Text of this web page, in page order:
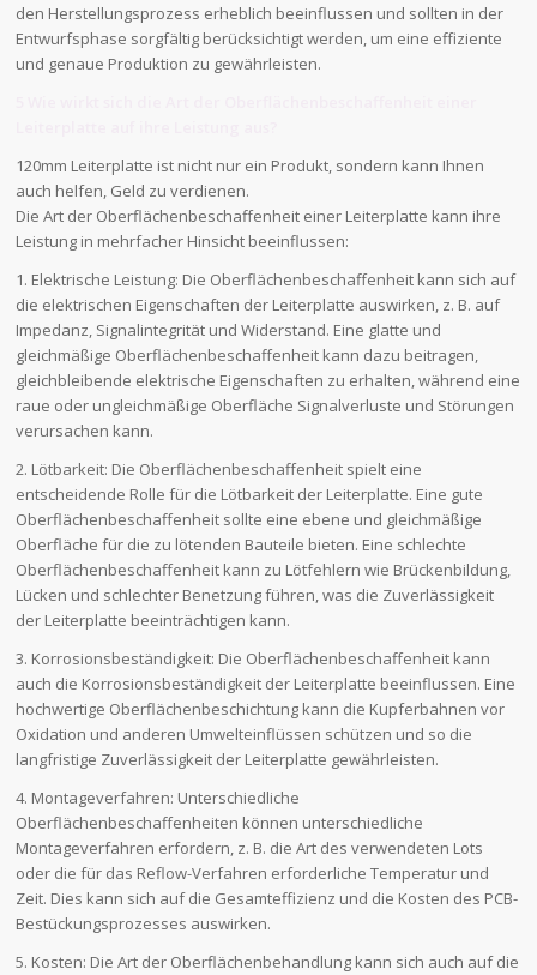
den Herstellungsprozess erheblich beeinflussen und sollten in der
Entwurfsphase sorgfältig berücksichtigt werden, um eine effiziente
und genaue Produktion zu gewährleisten.
120mm Leiterplatte ist nicht nur ein Produkt, sondern kann Ihnen
auch helfen, Geld zu verdienen.
Die Art der Oberflächenbeschaffenheit einer Leiterplatte kann ihre
Leistung in mehrfacher Hinsicht beeinflussen:
1. Elektrische Leistung: Die Oberflächenbeschaffenheit kann sich auf
die elektrischen Eigenschaften der Leiterplatte auswirken, z. B. auf
Impedanz, Signalintegrität und Widerstand. Eine glatte und
gleichmäßige Oberflächenbeschaffenheit kann dazu beitragen,
gleichbleibende elektrische Eigenschaften zu erhalten, während eine
raue oder ungleichmäßige Oberfläche Signalverluste und Störungen
verursachen kann.
2. Lötbarkeit: Die Oberflächenbeschaffenheit spielt eine
entscheidende Rolle für die Lötbarkeit der Leiterplatte. Eine gute
Oberflächenbeschaffenheit sollte eine ebene und gleichmäßige
Oberfläche für die zu lötenden Bauteile bieten. Eine schlechte
Oberflächenbeschaffenheit kann zu Lötfehlern wie Brückenbildung,
Lücken und schlechter Benetzung führen, was die Zuverlässigkeit
der Leiterplatte beeinträchtigen kann.
3. Korrosionsbeständigkeit: Die Oberflächenbeschaffenheit kann
auch die Korrosionsbeständigkeit der Leiterplatte beeinflussen. Eine
hochwertige Oberflächenbeschichtung kann die Kupferbahnen vor
Oxidation und anderen Umwelteinflüssen schützen und so die
langfristige Zuverlässigkeit der Leiterplatte gewährleisten.
4. Montageverfahren: Unterschiedliche
Oberflächenbeschaffenheiten können unterschiedliche
Montageverfahren erfordern, z. B. die Art des verwendeten Lots
oder die für das Reflow-Verfahren erforderliche Temperatur und
Zeit. Dies kann sich auf die Gesamteffizienz und die Kosten des PCB-
Bestückungsprozesses auswirken.
5. Kosten: Die Art der Oberflächenbehandlung kann sich auch auf die